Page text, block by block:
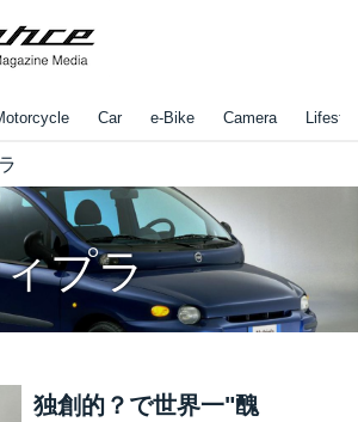
Car e-Bike Camera
プラ
独創的？で世界一"醜